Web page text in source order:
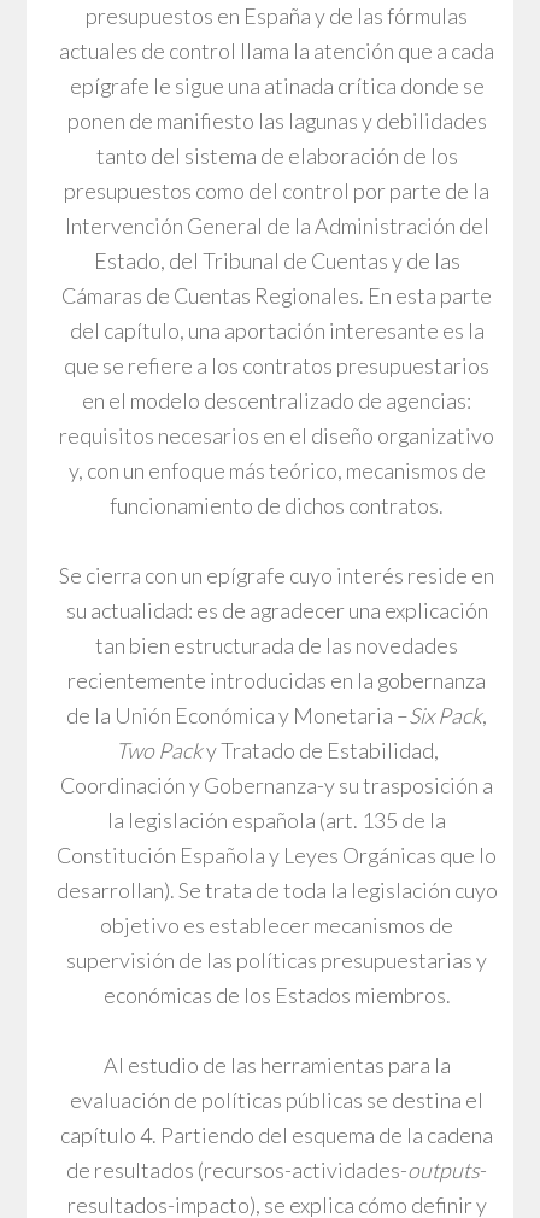
presupuestos en España y de las fórmulas
actuales de control llama la atención que a cada
epígrafe le sigue una atinada crítica donde se
ponen de manifiesto las lagunas y debilidades
tanto del sistema de elaboración de los
presupuestos como del control por parte de la
Intervención General de la Administración del
Estado, del Tribunal de Cuentas y de las
Cámaras de Cuentas Regionales. En esta parte
del capítulo, una aportación interesante es la
que se refiere a los contratos presupuestarios
en el modelo descentralizado de agencias:
requisitos necesarios en el diseño organizativo
y, con un enfoque más teórico, mecanismos de
funcionamiento de dichos contratos.
Se cierra con un epígrafe cuyo interés reside en
su actualidad: es de agradecer una explicación
tan bien estructurada de las novedades
recientemente introducidas en la gobernanza
de la Unión Económica y Monetaria –Six Pack,
Two Packy Tratado de Estabilidad,
Coordinación y Gobernanza-y su trasposición a
la legislación española (art. 135 de la
Constitución Española y Leyes Orgánicas que lo
desarrollan). Se trata de toda la legislación cuyo
objetivo es establecer mecanismos de
supervisión de las políticas presupuestarias y
económicas de los Estados miembros.
Al estudio de las herramientas para la
evaluación de políticas públicas se destina el
capítulo 4. Partiendo del esquema de la cadena
de resultados (recursos-actividades-outputs-
resultados-impacto), se explica cómo definir y